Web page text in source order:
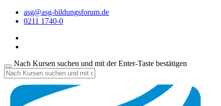
asg@asg-bildungsforum.de
0211 1740-0
Nach Kursen suchen und mit der Enter-Taste bestätigen